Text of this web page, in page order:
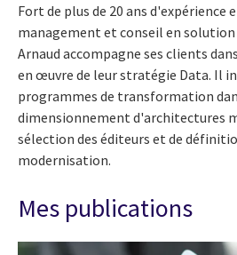
Fort de plus de 20 ans d'expérience
management et conseil en
Arnaud accompagne ses clients
en œuvre de leur stratégie Data. Il
programmes de transformation
dimensionnement d'architectures
sélection des éditeurs et de
modernisation.
Mes publications